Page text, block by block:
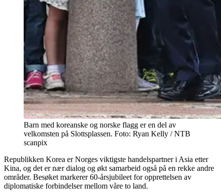
Barn med koreanske og norske flagg er en del av
velkomsten på Slottsplassen. Foto: Ryan Kelly / NTB
scanpix
Republikken Korea er Norges viktigste handelspartner i Asia etter
Kina, og det er nær dialog og økt samarbeid også på en rekke andre
områder. Besøket markerer 60-årsjubileet for opprettelsen av
diplomatiske forbindelser mellom våre to land.